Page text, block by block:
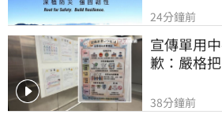
24分鐘前
宣傳單用
歉：嚴格
38分鐘前